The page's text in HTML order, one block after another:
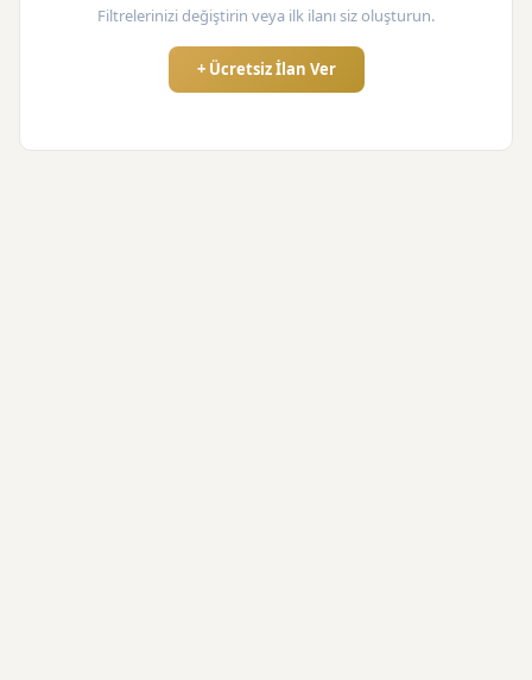
Filtrelerinizi değiştirin veya ilk ilanı siz oluşturun.
+ Ücretsiz İlan Ver